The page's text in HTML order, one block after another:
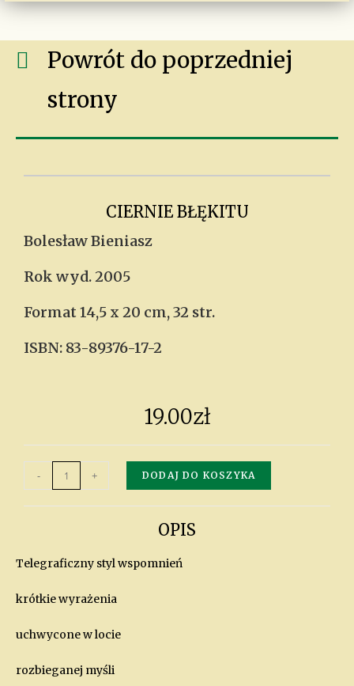
Powrót do poprzedniej
strony
CIERNIE BŁĘKITU
Bolesław Bieniasz
Rok wyd. 2005
Format 14,5 x 20 cm, 32 str.
ISBN: 83-89376-17-2
19.00zł
- + DODAJ DO KOSZYKA
OPIS
Telegraficzny styl wspomnień
krótkie wyrażenia
uchwycone w locie
rozbieganej myśli